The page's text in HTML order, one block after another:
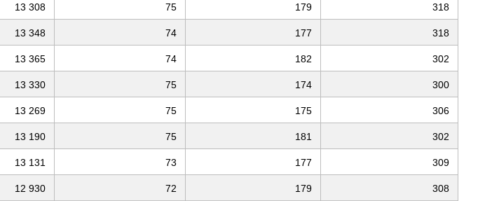
13 308 75 179 318
13 348 74 177 318
13 365 74 182 302
13 330 75 174 300
13 269 75 175 306
13 190 75 181 302
13 131 73 177 309
12 930 72 179 308